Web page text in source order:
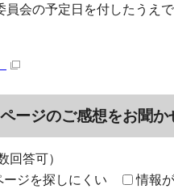
会の予定日を付したうえ
ージのご感想をお聞か
回答可）
ージを探しにくい 情報